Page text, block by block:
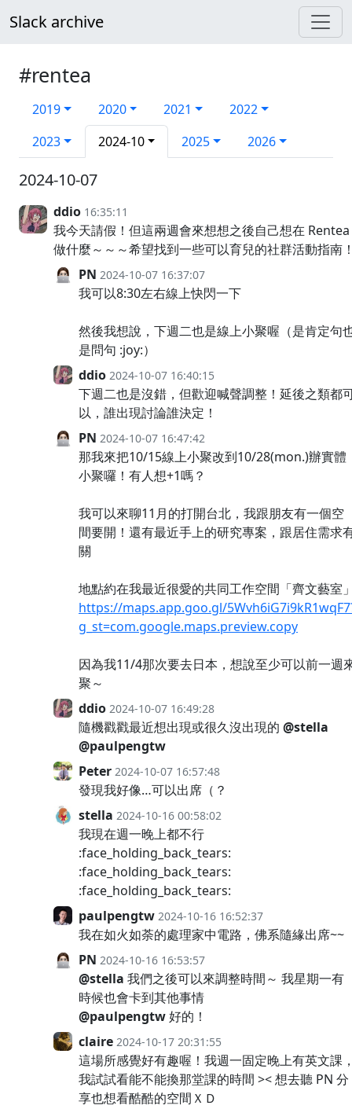
Slack archive
#rentea
2019 2020 2021
2022
2023
2024-10 2025 2026
2024-10-07
ddio 16:35:11
我今天請假！但這兩週會來想想之後自己想在 Rentea
做什麼～～～希望找到一些可以育兒的社群活動指南
PN 2024-10-07 16:37:07
我可以8:30左右線上快閃一下
然後我想說，下週二也是線上小聚喔（是肯定句
是問句 :joy:）
ddio 2024-10-07 16:40:15
下週二也是沒錯，但歡迎喊聲調整！延後之類都
以，誰出現討論誰決定！
PN 2024-10-07 16:47:42
那我來把10/15線上小聚改到10/28(mon.)辦實體
小聚囉！有人想+1嗎？
我可以來聊11月的打開台北，我跟朋友有一個空
間要開！還有最近手上的研究專案，跟居住需求
關
地點約在我最近很愛的共同工作空間「齊文藝室
https://maps.app.goo.gl/
g_st=com.google.maps.preview.copy
因為我11/4那次要去日本，想說至少可以前一週
聚～
ddio 2024-10-07 16:49:28
隨機戳戳最近想出現或很久沒出現的 @stella
@paulpengtw
Peter 2024-10-07 16:57:48
發現我好像…可以出席（？
stella 2024-10-16 00:58:02
我現在週一晚上都不行
:face_holding_back_tears:
:face_holding_back_tears:
:face_holding_back_tears:
paulpengtw 2024-10-16 16:52:37
我在如火如荼的處理家中電路，佛系隨緣出席~~
PN 2024-10-16 16:53:57
@stella 我們之後可以來調整時間～ 我星期一有
時候也會卡到其他事情
@paulpengtw好的！
claire 2024-10-17 20:31:55
這場所感覺好有趣喔！我週一固定晚上有英文課
我試試看能不能換那堂課的時間 >< 想去聽 PN 分
享也想看酷酷的空間ＸＤ